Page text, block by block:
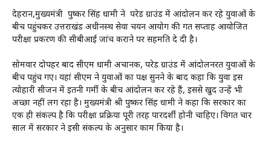
देहरादून,मुख्यमंत्री पुष्कर सिंह धामी ने परेड ग्राउंड में आंदोलन कर रहे युवाओं के
बीच पहुंचकर उत्तराखंड अधीनस्थ सेवा चयन आयोग की गत सप्ताह आयोजित
परीक्षा प्रकरण की सीबीआई जांच कराने पर सहमति दे दी है।
सोमवार दोपहर बाद सीएम धामी अचानक, परेड ग्राउंड में आंदोलनरत युवाओं के
बीच पहुंच गए। यहां सीएम ने युवाओं का पक्ष सुनने के बाद कहा कि युवा इस
त्योहारी सीजन में इतनी गर्मी के बीच आंदोलन कर रहे हैं, इससे खुद उन्हें भी
अच्छा नहीं लग रहा है। मुख्यमंत्री श्री पुष्कर सिंह धामी ने कहा कि सरकार का
एक ही संकल्प है कि परीक्षा प्रक्रिया पूरी तरह पारदर्शी होनी चाहिए। विगत चार
साल में सरकार ने इसी संकल्प के अनुसार काम किया है।